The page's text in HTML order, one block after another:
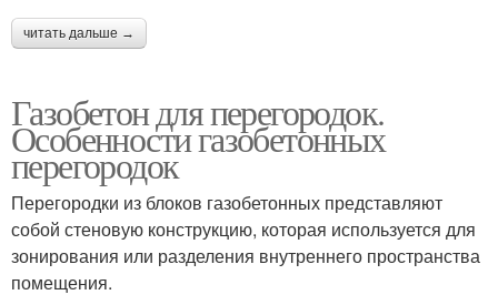
читать дальше →
Газобетон для перегородок.
Особенности газобетонных
перегородок
Перегородки из блоков газобетонных представляют
собой стеновую конструкцию, которая используется для
зонирования или разделения внутреннего пространства
помещения.